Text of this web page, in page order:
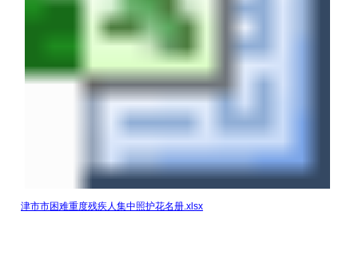
津市市困难重度残疾人集中照护花名册.xlsx